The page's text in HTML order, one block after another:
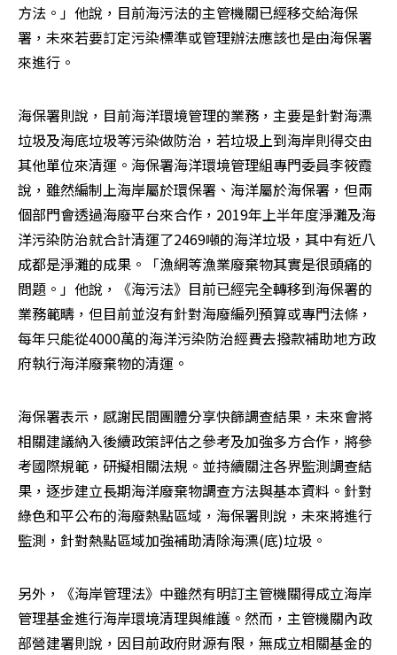
方法。」他說，目前海污法的主管機關已經移交給海保
署，未來若要訂定污染標準或管理辦法應該也是由海保署
來進行。
海保署則說，目前海洋環境管理的業務，主要是針對海漂
垃圾及海底垃圾等污染做防治，若垃圾上到海岸則得交由
其他單位來清運。海保署海洋環境管理組專門委員李筱霞
說，雖然編制上海岸屬於環保署、海洋屬於海保署，但兩
個部門會透過海廢平台來合作，2019年上半年度淨灘及海
洋污染防治就合計清運了2469噸的海洋垃圾，其中有近八
成都是淨灘的成果。「漁網等漁業廢棄物其實是很頭痛的
問題。」他說，《海污法》目前已經完全轉移到海保署的
業務範疇，但目前並沒有針對海廢編列預算或專門法條，
每年只能從4000萬的海洋污染防治經費去撥款補助地方政
府執行海洋廢棄物的清運。
海保署表示，感謝民間團體分享快篩調查結果，未來會將
相關建議納入後續政策評估之參考及加強多方合作，將參
考國際規範，研擬相關法規。並持續關注各界監測調查結
果，逐步建立長期海洋廢棄物調查方法與基本資料。針對
綠色和平公布的海廢熱點區域，海保署則說，未來將進行
監測，針對熱點區域加強補助清除海漂(底)垃圾。
另外，《海岸管理法》中雖然有明訂主管機關得成立海岸
管理基金進行海岸環境清理與維護。然而，主管機關內政
部營建署則說，因目前政府財源有限，無成立相關基金的